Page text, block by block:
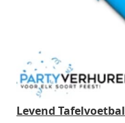
Levend Tafelvoetbal